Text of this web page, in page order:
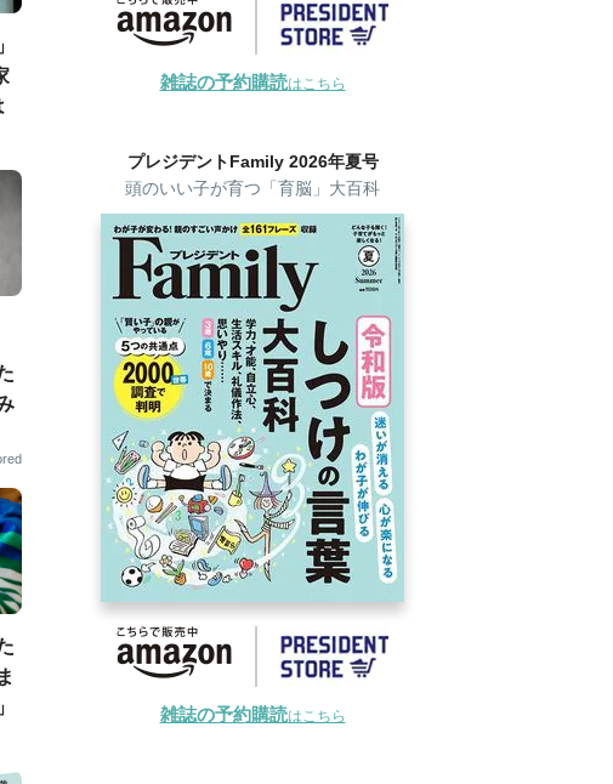
雑誌の予約購読はこちら
プレジデントFamily 2026年夏号
頭のいい子が育つ「育脳」大百科
雑誌の予約購読はこちら